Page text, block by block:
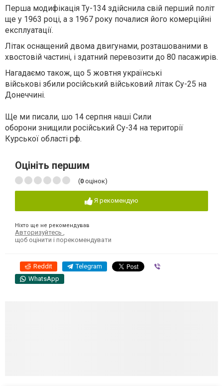
Перша модифікація Ту-134 здійснила свій перший політ
ще у 1963 році, а з 1967 року почалися його комерційні
експлуатації.
Літак оснащений двома двигунами, розташованими в
хвостовій частині, і здатний перевозити до 80 пасажирів.
Нагадаємо також, що 5 жовтня українські
військові збили російський військовий літак Су-25 на
Донеччині.
Ще ми писали, шо 14 серпня наші Сили
оборони знищили російський Су-34 на території
Курської області рф.
Оцініть першим
(0 оцінок)
Я рекомендую
Ніхто ще не рекомендував
Авторизуйтесь ,
щоб оцінити і порекомендувати
Reddit Telegram
WhatsApp